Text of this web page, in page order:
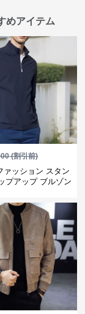
めアイテム
(割引前)
ァッション スタン
プアップ ブルゾン